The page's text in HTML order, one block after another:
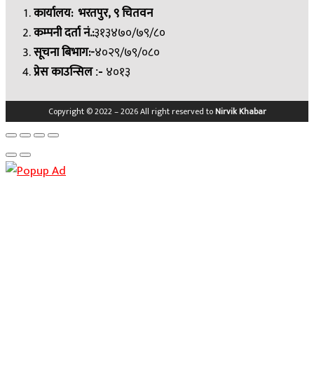
कार्यालय: भरतपुर, ९ चितवन
कम्पनी दर्ता नं.:३१३४७०/७९/८०
सूचना बिभाग:-४०२९/७९/०८०
प्रेस काउन्सिल:- ४०१३
Copyright © 2022 – 2026 All right reserved toNirvik Khabar